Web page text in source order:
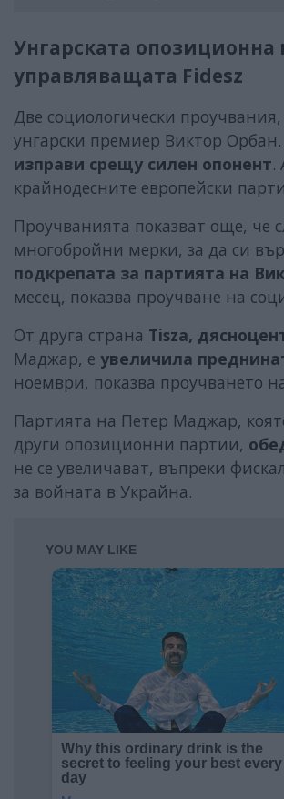
Унгарската
управляващата Fidesz
Две социологически
унгарски премиер Виктор
изправи срещу силен опонент.
крайнодесните европейски
Проучванията показват още, че
многобройни мерки, за да си
подкрепата за партията на
месец, показва проучване на
От друга страна Tisza,
Маджар, е увеличила
ноември, показва проучването
Партията на Петер Маджар,
други опозиционни партии,
не се увеличават, въпреки
за войната в Украйна.